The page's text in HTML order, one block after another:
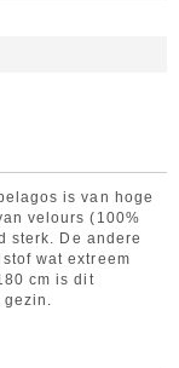
is van hoge
velours (100%
sterk. De andere
wat extreem
cm is dit